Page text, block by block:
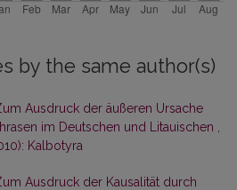
by the same author(s)
Ausdruck der äußeren Ursache
im Deutschen und Litauischen
Kalbotyra
Ausdruck der Kausalität durch